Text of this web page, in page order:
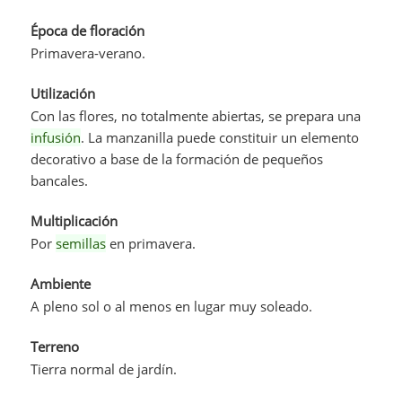
Época de floración
Primavera-verano.
Utilización
Con las flores, no totalmente abiertas, se prepara una
infusión. La manzanilla puede constituir un elemento
decorativo a base de la formación de pequeños
bancales.
Multiplicación
Por semillas en primavera.
Ambiente
A pleno sol o al menos en lugar muy soleado.
Terreno
Tierra normal de jardín.